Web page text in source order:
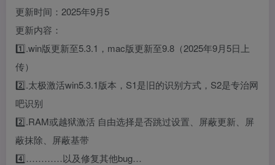
更新时间：2025年9月5
更新内容：
1️⃣.win版更新至5.3.1，mac版更新至9.8（2025年9月5日上
传）
2️⃣.太极激活win5.3.1版本，S1是旧的识别方式，S2是专治网
吧识别
2️⃣.RAM或越狱激活 自由选择是否跳过设置、屏蔽更新、屏
蔽抹除、屏蔽基带
4️⃣…………以及修复其他bug…